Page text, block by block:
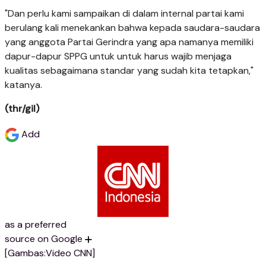
"Dan perlu kami sampaikan di dalam internal partai kami
berulang kali menekankan bahwa kepada saudara-saudara
yang anggota Partai Gerindra yang apa namanya memiliki
dapur-dapur SPPG untuk untuk harus wajib menjaga
kualitas sebagaimana standar yang sudah kita tetapkan,"
katanya.
(thr/gil)
Add
as a preferred
source on Google
[Gambas:Video CNN]